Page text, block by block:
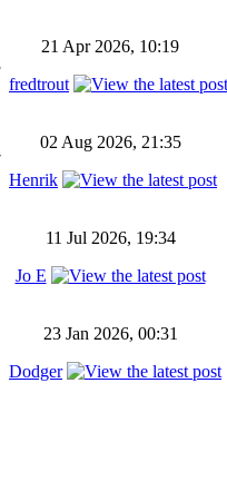
21 Apr 2026, 10:19
fredtrout
02 Aug 2026, 21:35
Henrik
11 Jul 2026, 19:34
Jo E
23 Jan 2026, 00:31
Dodger